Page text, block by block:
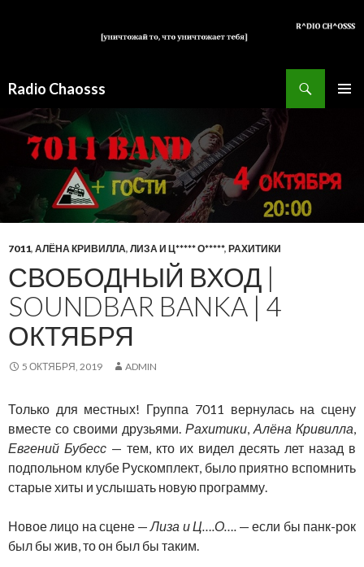
Radio Chaosss
К
СОДЕРЖИМОМУ
7011, АЛЁНА КРИВИЛЛА, ЛИЗА И Ц***** О*****, РАХИТИКИ
СВОБОДНЫЙ ВХОД |
SOUNDBAR BANKA | 4
ОКТЯБРЯ
5 ОКТЯБРЯ, 2019 ADMIN
Только для местных! Группа 7011 вернулась на сцену
вместе со своими друзьями. Рахитики, Алёна Кривилла,
Евгений Бубесс — тем, кто их видел десять лет назад в
подпольном клубе Рускомплект, было приятно вспомнить
старые хиты и услышать новую программу.
Новое лицо на сцене —Лиза и Ц….О….— если бы панк-рок
был бы жив, то он был бы таким.